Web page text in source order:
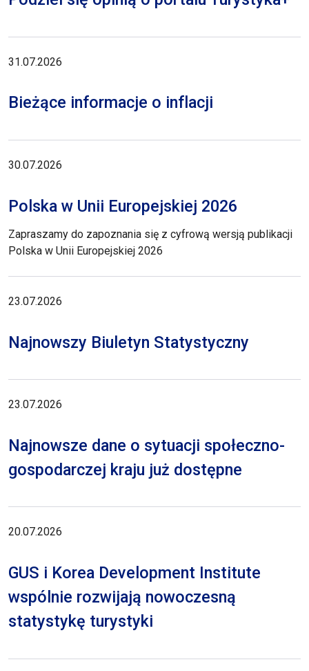
31.07.2026
Bieżące informacje o inflacji
30.07.2026
Polska w Unii Europejskiej 2026
Zapraszamy do zapoznania się z cyfrową wersją publikacji
Polska w Unii Europejskiej 2026
23.07.2026
Najnowszy Biuletyn Statystyczny
23.07.2026
Najnowsze dane o sytuacji społeczno-
gospodarczej kraju już dostępne
20.07.2026
GUS i Korea Development Institute
wspólnie rozwijają nowoczesną
statystykę turystyki